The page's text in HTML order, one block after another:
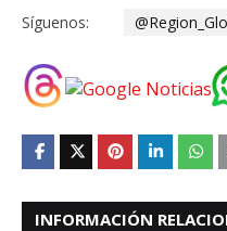
Síguenos:
INFORMACIÓN